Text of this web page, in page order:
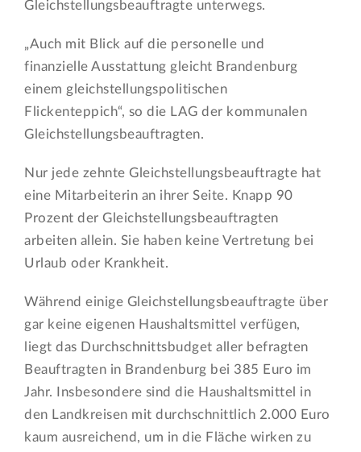
Gleichstellungsbeauftragte unterwegs.
„Auch mit Blick auf die personelle und
finanzielle Ausstattung gleicht Brandenburg
einem gleichstellungspolitischen
Flickenteppich“, so die LAG der kommunalen
Gleichstellungsbeauftragten.
Nur jede zehnte Gleichstellungsbeauftragte hat
eine Mitarbeiterin an ihrer Seite. Knapp 90
Prozent der Gleichstellungsbeauftragten
arbeiten allein. Sie haben keine Vertretung bei
Urlaub oder Krankheit.
Während einige Gleichstellungsbeauftragte über
gar keine eigenen Haushaltsmittel verfügen,
liegt das Durchschnittsbudget aller befragten
Beauftragten in Brandenburg bei 385 Euro im
Jahr. Insbesondere sind die Haushaltsmittel in
den Landkreisen mit durchschnittlich 2.000 Euro
kaum ausreichend, um in die Fläche wirken zu